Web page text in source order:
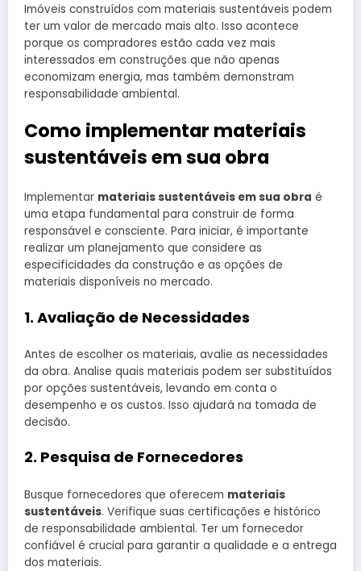
Imóveis construídos com materiais sustentáveis podem
ter um valor de mercado mais alto. Isso acontece
porque os compradores estão cada vez mais
interessados em construções que não apenas
economizam energia, mas também demonstram
responsabilidade ambiental.
Como implementar materiais
sustentáveis em sua obra
Implementar materiais sustentáveis em sua obra é
uma etapa fundamental para construir de forma
responsável e consciente. Para iniciar, é importante
realizar um planejamento que considere as
especificidades da construção e as opções de
materiais disponíveis no mercado.
1. Avaliação de Necessidades
Antes de escolher os materiais, avalie as necessidades
da obra. Analise quais materiais podem ser substituídos
por opções sustentáveis, levando em conta o
desempenho e os custos. Isso ajudará na tomada de
decisão.
2. Pesquisa de Fornecedores
Busque fornecedores que oferecem materiais
sustentáveis. Verifique suas certificações e histórico
de responsabilidade ambiental. Ter um fornecedor
confiável é crucial para garantir a qualidade e a entrega
dos materiais.